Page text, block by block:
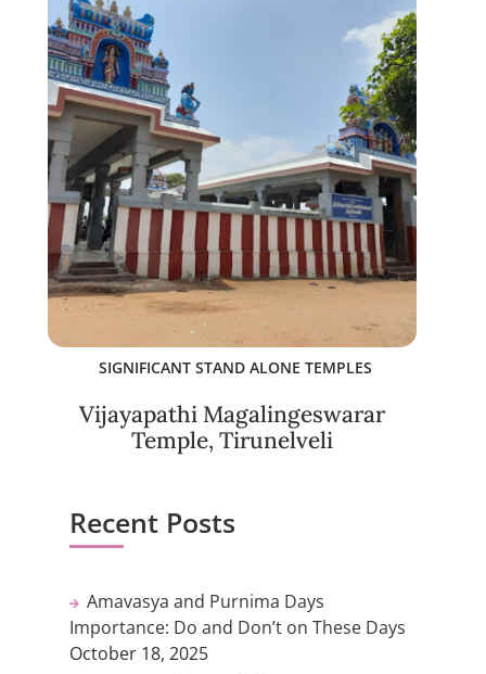
SIGNIFICANT STAND ALONE TEMPLES
Vijayapathi Magalingeswarar
Temple, Tirunelveli
Recent Posts
Amavasya and Purnima Days
Importance: Do and Don’t on These Days
October 18, 2025